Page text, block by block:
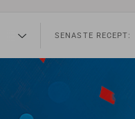
SENASTE RECEPT:
SENASTE RECEPT:
SENASTE RECEPT:
SENASTE RECEPT: